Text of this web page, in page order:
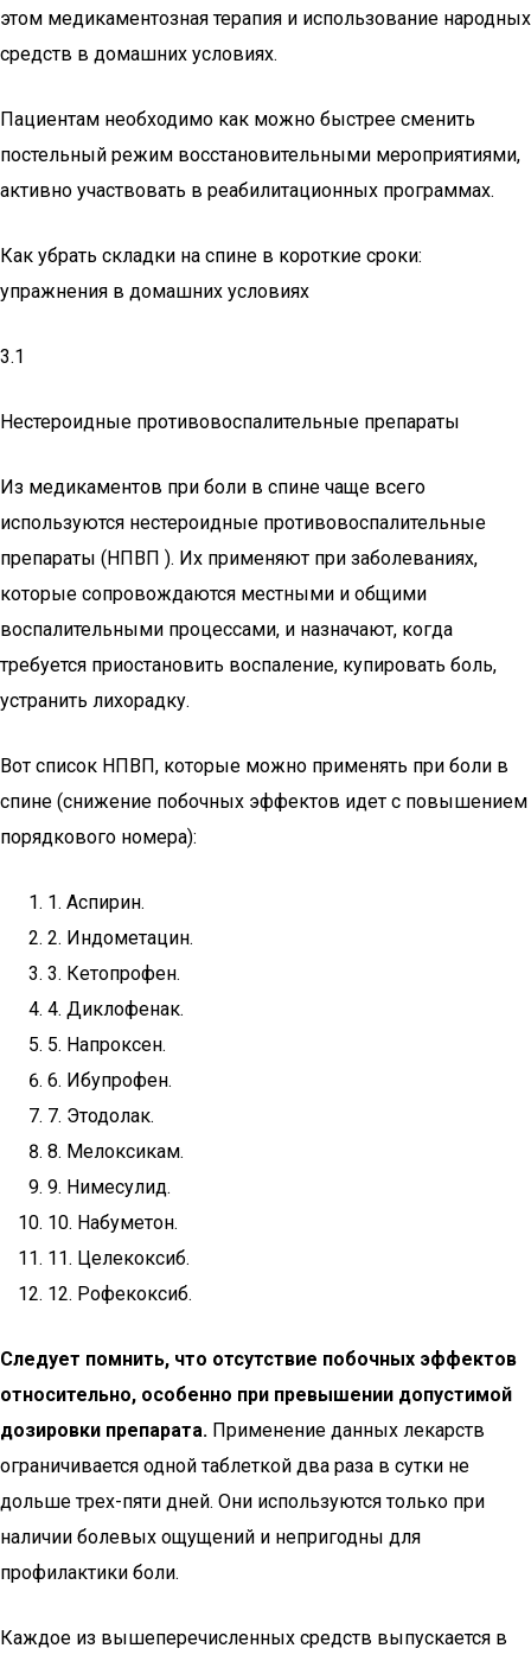
этом медикаментозная терапия и использование народных
средств в домашних условиях.
Пациентам необходимо как можно быстрее сменить
постельный режим восстановительными мероприятиями,
активно участвовать в реабилитационных программах.
Как убрать складки на спине в короткие сроки:
упражнения в домашних условиях
3.1
Нестероидные противовоспалительные препараты
Из медикаментов при боли в спине чаще всего
используются нестероидные противовоспалительные
препараты (НПВП ). Их применяют при заболеваниях,
которые сопровождаются местными и общими
воспалительными процессами, и назначают, когда
требуется приостановить воспаление, купировать боль,
устранить лихорадку.
Вот список НПВП, которые можно применять при боли в
спине (снижение побочных эффектов идет с повышением
порядкового номера):
1. Аспирин.
2. Индометацин.
3. Кетопрофен.
4. Диклофенак.
5. Напроксен.
6. Ибупрофен.
7. Этодолак.
8. Мелоксикам.
9. Нимесулид.
10. Набуметон.
11. Целекоксиб.
12. Рофекоксиб.
Следует помнить, что отсутствие побочных эффектов
относительно, особенно при превышении допустимой
дозировки препарата. Применение данных лекарств
ограничивается одной таблеткой два раза в сутки не
дольше трех-пяти дней. Они используются только при
наличии болевых ощущений и непригодны для
профилактики боли.
Каждое из вышеперечисленных средств выпускается в